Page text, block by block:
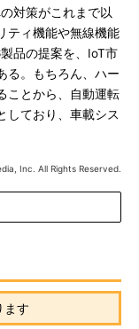
対策がこれまで以
ティ機能や無線機能
品の提案を、IoT市
る。もちろん、ハー
ことから、自動運転
しており、車載シス
Inc. All Rights Reserved.
ます